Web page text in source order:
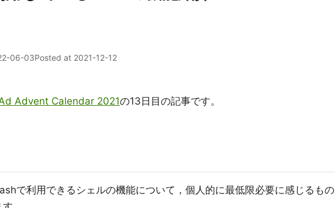
06-03Posted at 2021-12-12
Advent Calendar 2021の13日目の記事です。
で利用できるシェルの機能について，個人的に最低限必要に感じるもの